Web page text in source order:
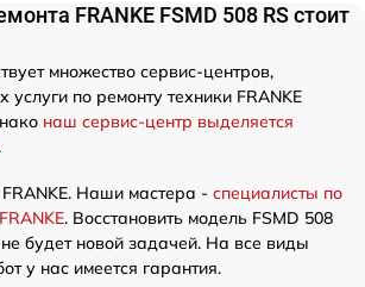
FRANKE FSMD 508 RS стоит
множество сервис-центров,
по ремонту техники FRANKE
наш сервис-центр выделяется
Наши мастера - специалисты по
. Восстановить модель FSMD 508
будет новой задачей. На все виды
у нас имеется гарантия.